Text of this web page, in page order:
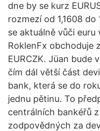
dne by se kurz
rozmezí od 1,1608 do
se aktuálně vůči euru
RoklenFx obchoduje
EURCZK. Jüan bude
čím dál větší část
bank, která se do
jednu pětinu. To
centrálních bankéřů
zodpovědných za